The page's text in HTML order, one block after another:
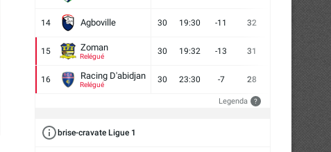
14 Agboville 30 19:30 -11 32 12
15 Zoman
Relégué
30 19:32 -13 31
16 Racing D'abidjan
Relégué
30 23:30 -7 28
Legenda ?
brise-cravate Ligue 1